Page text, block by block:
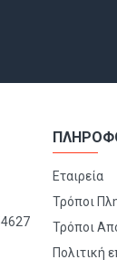
Εταιρεία
Τρόποι
Τρόποι
Πολιτική